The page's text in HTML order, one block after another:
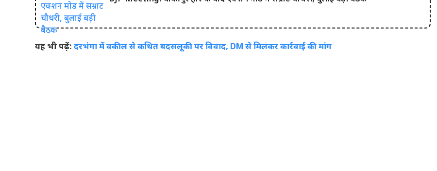
यह भी पढ़ें: दरभंगा में वकील से कथित बदसलूकी पर विवाद, DM से मिलकर कार्रवाई की मांग